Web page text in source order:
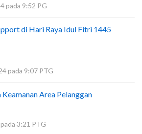
pada 9:52 PG
di Hari Raya Idul Fitri 1445
pada 9:07 PTG
Area Pelanggan
3:21 PTG